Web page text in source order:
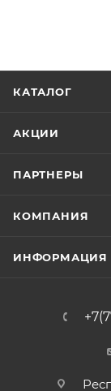
КАТАЛОГ
АКЦИИ
ПАРТНЕРЫ
КОМПАНИЯ
ИНФОРМАЦИЯ